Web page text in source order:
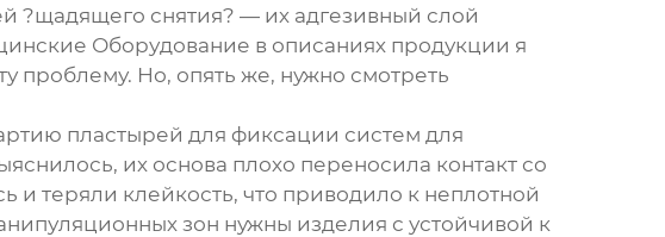
?щадящего снятия? — их адгезивный слой
Оборудование в описаниях продукции я
проблему. Но, опять же, нужно смотреть
пластырей для фиксации систем для
их основа плохо переносила контакт со
теряли клейкость, что приводило к неплотной
зон нужны изделия с устойчивой к